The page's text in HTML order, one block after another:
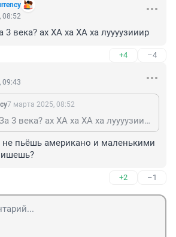
08:52
3 века? ах ХА ха ХА ха луууузииир
+4 –4
09:43
7 марта 2025, 08:52
и чо дальше? За 3 века? ах ХА ха ХА ха луууузииир
не пьёшь американо и маленькими
+2 –1